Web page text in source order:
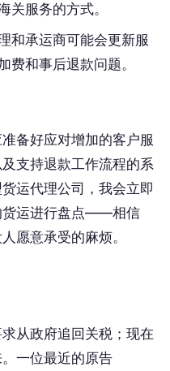
关服务的方式。
和承运商可能会更新服
费和事后退款问题。
备好应对增加的客户服
支持退款工作流程的系
运代理公司，我会立即
货运进行盘点——相信
愿意承受的麻烦。
从政府追回关税；现在
一位最近的原告